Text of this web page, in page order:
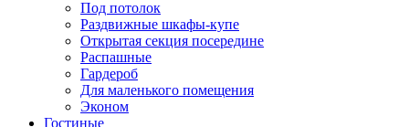
Под потолок
Раздвижные шкафы-купе
Открытая секция посередине
Распашные
Гардероб
Для маленького помещения
Эконом
Гостиные